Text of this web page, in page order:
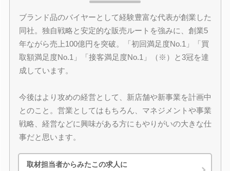
ブランド品のバイヤーとして経験豊富な代表が創業した
同社。独自戦略と安定的な販売ルートを強みに、創業5
年ながら売上100億円を突破。「初回満足度No.1」「買
取額満足度No.1」「接客満足度No.1」（※）と3冠を達
成しています。
今後はより攻めの経営として、新店舗や新事業を計画中
とのこと。営業としてはもちろん、マネジメントや事業
戦略、経営などに興味がある方にもやりがいの大きな仕
事だと思います。
取材担当者からみたこの求人に